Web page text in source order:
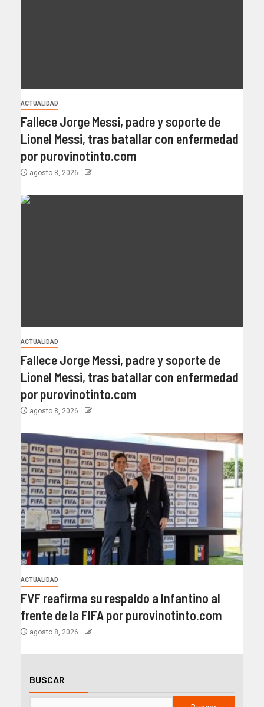
ACTUALIDAD
Fallece Jorge Messi, padre y soporte de
Lionel Messi, tras batallar con enfermedad
por purovinotinto.com
agosto 8, 2026
ACTUALIDAD
Fallece Jorge Messi, padre y soporte de
Lionel Messi, tras batallar con enfermedad
por purovinotinto.com
agosto 8, 2026
ACTUALIDAD
FVF reafirma su respaldo a Infantino al
frente de la FIFA por purovinotinto.com
agosto 8, 2026
BUSCAR